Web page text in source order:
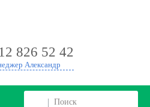
826 52 42
Александр